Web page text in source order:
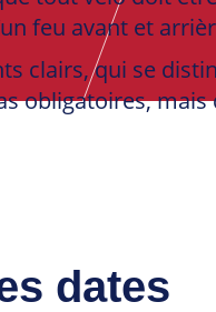
feu avant et
clairs, qui se
obligatoires,
dates